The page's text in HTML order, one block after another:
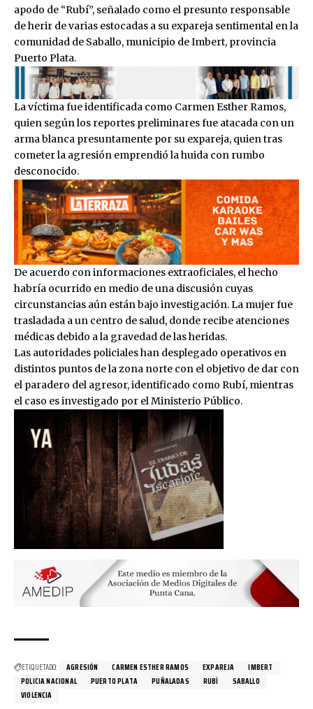
apodo de “Rubí”, señalado como el presunto responsable
de herir de varias estocadas a su expareja sentimental en la
comunidad de Saballo, municipio de Imbert, provincia
Puerto Plata.
La víctima fue identificada como Carmen Esther Ramos,
quien según los reportes preliminares fue atacada con un
arma blanca presuntamente por su expareja, quien tras
cometer la agresión emprendió la huida con rumbo
desconocido.
De acuerdo con informaciones extraoficiales, el hecho
habría ocurrido en medio de una discusión cuyas
circunstancias aún están bajo investigación. La mujer fue
trasladada a un centro de salud, donde recibe atenciones
médicas debido a la gravedad de las heridas.
Las autoridades policiales han desplegado operativos en
distintos puntos de la zona norte con el objetivo de dar con
el paradero del agresor, identificado como Rubí, mientras
el caso es investigado por el Ministerio Público.
ETIQUETADO: AGRESIÓN CARMEN ESTHER RAMOS EXPAREJA
IMBERT
POLICIA NACIONAL
PUERTO PLATA PUÑALADAS RUBÍ
SABALLO
VIOLENCIA